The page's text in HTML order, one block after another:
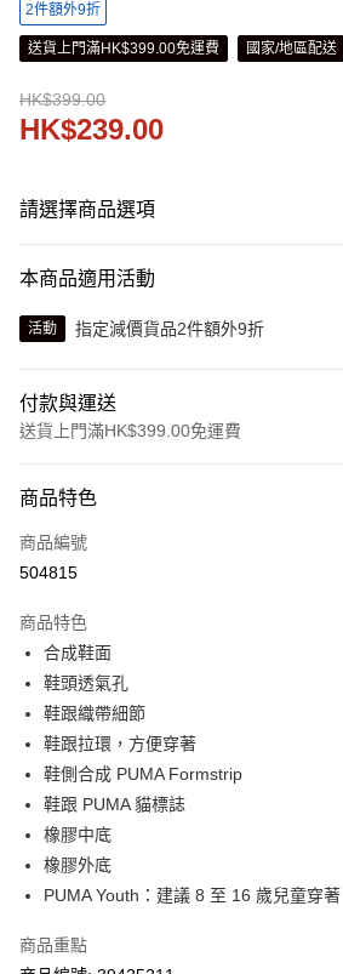
2件額外9折
送貨上門滿HK$399.00免運費 國家/地區配送
HK$399.00
HK$239.00
請選擇商品選項
本商品適用活動
活動 指定減價貨品2件額外9折
付款與運送
送貨上門滿HK$399.00免運費
信用卡
線上付款
Alipay, PayMe, WeChat Pay, UnionPay, FPS
送貨方式
單筆訂單淨值滿$399可享免運費優惠
每筆HK$30.00，滿HK$399.00或以上免運費
滿$599可享澳門免運費優惠
商品特色
商品編號
504815
商品特色
合成鞋面
鞋頭透氣孔
鞋跟織帶細節
鞋跟拉環，方便穿著
鞋側合成 PUMA Formstrip
鞋跟 PUMA 貓標誌
橡膠中底
橡膠外底
PUMA Youth：建議 8 至 16 歲兒童穿著
商品重點